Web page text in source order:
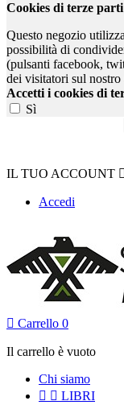
Cookies di terze parti
Questo negozio
possibilità di
(pulsanti facebook,
dei visitatori sul
Accetti i cookies di
Sì
IL TUO ACCOUNT 
Accedi
 Carrello 0
Il carrello è vuoto
Chi siamo
  LIBRI